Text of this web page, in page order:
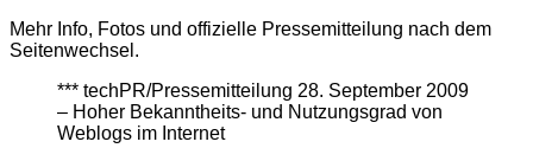
Mehr Info, Fotos und offizielle Pressemitteilung nach dem
Seitenwechsel.
*** techPR/Pressemitteilung 28. September 2009
– Hoher Bekanntheits- und Nutzungsgrad von
Weblogs im Internet